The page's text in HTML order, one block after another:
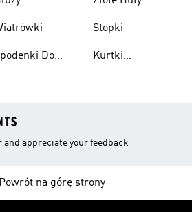
Do
Stopki
Kurtki
and appreciate your feedback
Powrót na górę strony